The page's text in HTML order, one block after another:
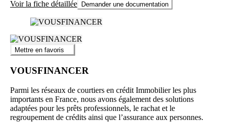
Voir la fiche détaillée Demander une documentation
Mettre en favoris
VOUSFINANCER
Parmi les réseaux de courtiers en crédit Immobilier les plus
importants en France, nous avons également des solutions
adaptées pour les prêts professionnels, le rachat et le
regroupement de crédits ainsi que l’assurance aux personnes.